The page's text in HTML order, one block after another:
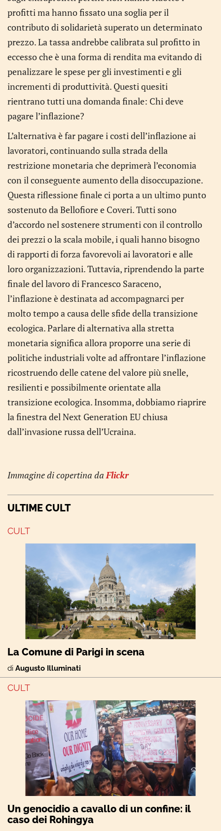
profitti ma hanno fissato una soglia per il
contributo di solidarietà superato un determinato
prezzo. La tassa andrebbe calibrata sul profitto in
eccesso che è una forma di rendita ma evitando di
penalizzare le spese per gli investimenti e gli
incrementi di produttività. Questi quesiti
rientrano tutti una domanda finale: Chi deve
pagare l’inflazione?
L’alternativa è far pagare i costi dell’inflazione ai
lavoratori, continuando sulla strada della
restrizione monetaria che deprimerà l’economia
con il conseguente aumento della disoccupazione.
Questa riflessione finale ci porta a un ultimo punto
sostenuto da Bellofiore e Coveri. Tutti sono
d’accordo nel sostenere strumenti con il controllo
dei prezzi o la scala mobile, i quali hanno bisogno
di rapporti di forza favorevoli ai lavoratori e alle
loro organizzazioni. Tuttavia, riprendendo la parte
finale del lavoro di Francesco Saraceno,
l’inflazione è destinata ad accompagnarci per
molto tempo a causa delle sfide della transizione
ecologica. Parlare di alternativa alla stretta
monetaria significa allora proporre una serie di
politiche industriali volte ad affrontare l’inflazione
ricostruendo delle catene del valore più snelle,
resilienti e possibilmente orientate alla
transizione ecologica. Insomma, dobbiamo riaprire
la finestra del Next Generation EU chiusa
dall’invasione russa dell’Ucraina.
Immagine di copertina daFlickr
ULTIME CULT
CULT
La Comune di Parigi in scena
di Augusto Illuminati
CULT
Un genocidio a cavallo di un confine: il
caso dei Rohingya